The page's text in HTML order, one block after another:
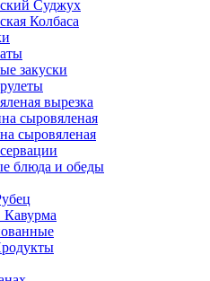
Суджух
Колбаса
закуски
вырезка
сыровяленая
сыровяленая
блюда и обеды
Кавурма